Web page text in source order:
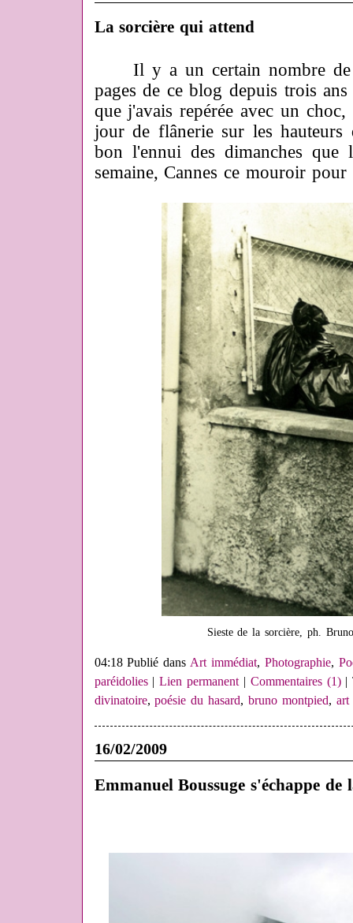
La sorcière qui attend
Il y a un certain nombre de
pages de ce blog depuis trois
que j'avais repérée avec un
jour de flânerie sur les hauteurs
bon l'ennui des dimanches
semaine, Cannes ce mouroir pour
Sieste de la sorcière, ph.
04:18 Publié dans Art immédiat, Photographie,
paréidolies|Lien permanent | Commentaires (1)|
divinatoire,poésie du hasard, bruno montpied, art
16/02/2009
Emmanuel Boussuge s'échappe de